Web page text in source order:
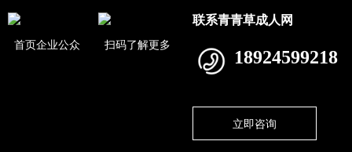
首页企业公众 扫码了解更多
联系青青草成人网
18924599218
立即咨询